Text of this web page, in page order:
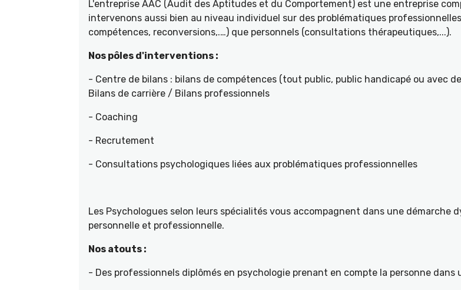
L'entreprise AAC (Audit des Aptitudes et du Comportement) est une entreprise
intervenons aussi bien au niveau individuel sur des problématiques
compétences, reconversions,.…) que personnels (consultations thérapeutiques,...).
Nos pôles d'interventions :
- Centre de bilans : bilans de compétences (tout public, public handicapé ou avec
Bilans de carrière / Bilans professionnels
- Coaching
- Recrutement
- Consultations psychologiques liées aux problématiques professionnelles
Les Psychologues selon leurs spécialités vous accompagnent dans une démarche
personnelle et professionnelle.
Nos atouts :
- Des professionnels diplômés en psychologie prenant en compte la personne dans